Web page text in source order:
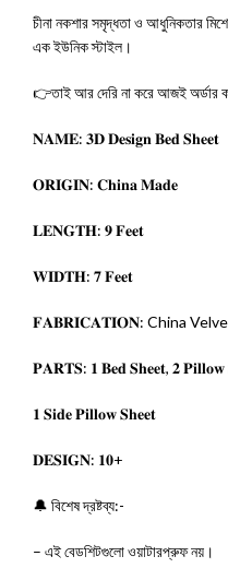
চীনা নকশার সমৃদ্ধতা ও আধুনিকতার
এক ইউনিক স্টাইল।
👉তাই আর দেরি না করে আজই অর্ডার
𝐍𝐀𝐌𝐄: 𝟑𝐃 𝐃𝐞𝐬𝐢𝐠𝐧 𝐁𝐞𝐝 𝐒𝐡𝐞𝐞𝐭
𝐎𝐑𝐈𝐆𝐈𝐍: 𝐂𝐡𝐢𝐧𝐚 𝐌𝐚𝐝𝐞
𝐋𝐄𝐍𝐆𝐓𝐇: 𝟗 𝐅𝐞𝐞𝐭
𝐖𝐈𝐃𝐓𝐇: 𝟕 𝐅𝐞𝐞𝐭
𝐅𝐀𝐁𝐑𝐈𝐂𝐀𝐓𝐈𝐎𝐍: China
𝐏𝐀𝐑𝐓𝐒: 𝟏 𝐁𝐞𝐝 𝐒𝐡𝐞𝐞𝐭, 𝟐 𝐏𝐢𝐥𝐥𝐨𝐰
𝟏 𝐒𝐢𝐝𝐞 𝐏𝐢𝐥𝐥𝐨𝐰 𝐒𝐡𝐞𝐞𝐭
𝐃𝐄𝐒𝐈𝐆𝐍: 𝟏𝟎+
🔔 বিশেষ দ্রষ্টব্য:-
– এই বেডশিটগুলো ওয়াটারপ্রুফ নয়।